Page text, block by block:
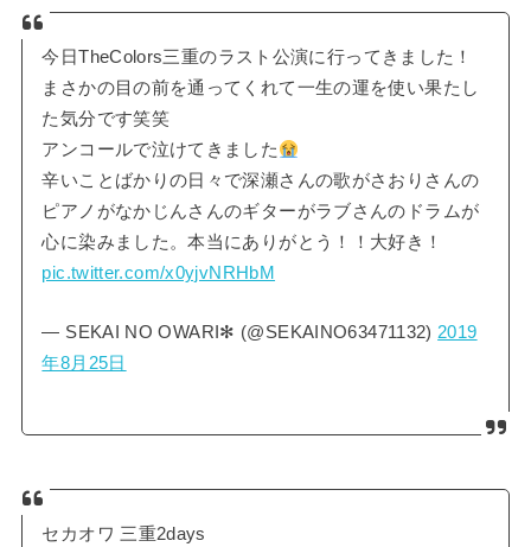
今日TheColors三重のラスト公演に行ってきました！
まさかの目の前を通ってくれて一生の運を使い果たし
た気分です笑笑
アンコールで泣けてきました
辛いことばかりの日々で深瀬さんの歌がさおりさんの
ピアノがなかじんさんのギターがラブさんのドラムが
心に染みました。本当にありがとう！！大好き！
pic.twitter.com/x0yjvNRHbM
— SEKAI NO OWARI✻ (@SEKAINO63471132) 2019
年8月25日
セカオワ 三重2days